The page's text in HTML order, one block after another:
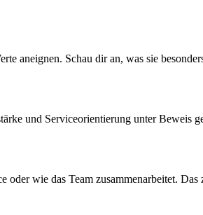
aneignen. Schau dir an, was sie
und Serviceorientierung unter Beweis
wie das Team zusammenarbeitet.